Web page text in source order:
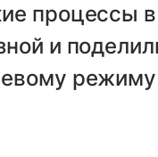
процессы
и
режиму